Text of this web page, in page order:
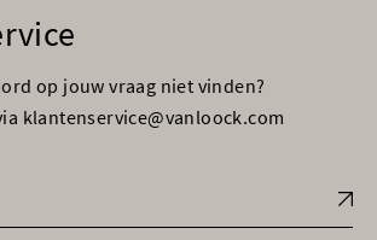
op jouw vraag niet vinden?
klantenservice@vanloock.com